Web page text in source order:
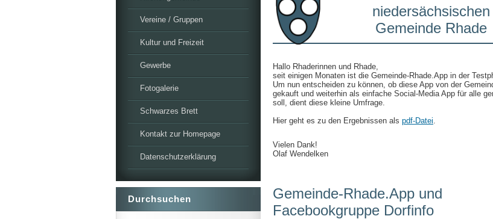
niedersächsischen
Gemeinde Rhade
Hallo Rhaderinnen und Rhade,
seit einigen Monaten ist die Gemeinde-Rhade.App in der
Um nun entscheiden zu können, ob diese App von der
gekauft und weiterhin als einfache Social-Media App für alle
soll, dient diese kleine Umfrage.
Hier geht es zu den Ergebnissen als pdf-Datei.
Vielen Dank!
Olaf Wendelken
Gemeinde-Rhade.App und
Facebookgruppe Dorfinfo
Vereine / Gruppen
Kultur und Freizeit
Gewerbe
Fotogalerie
Schwarzes Brett
Kontakt zur Homepage
Datenschutzerklärung
Durchsuchen